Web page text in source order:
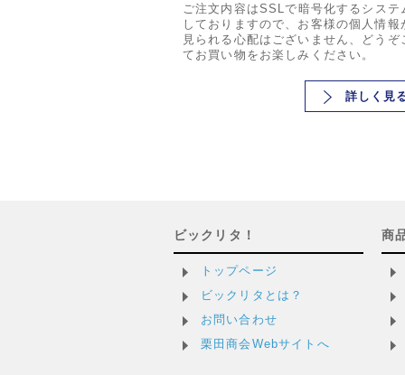
ご注文内容はSSLで暗号化するシステ
しておりますので、お客様の個人情報
見られる心配はございません、どうぞ
てお買い物をお楽しみください。
詳しく見
ビックリタ！
トップページ
ビックリタとは？
お問い合わせ
栗田商会Webサイトへ
商